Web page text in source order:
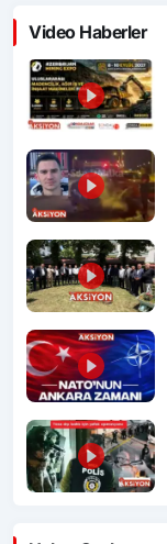
Video Haberler